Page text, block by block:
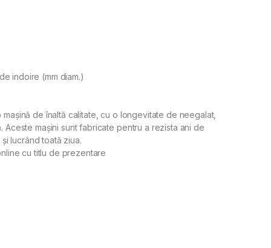
indoire (mm diam.)
de înaltă calitate, cu o longevitate de neegalat,
mașini sunt fabricate pentru a rezista ani de
lucrând toată ziua.
cu titlu de prezentare